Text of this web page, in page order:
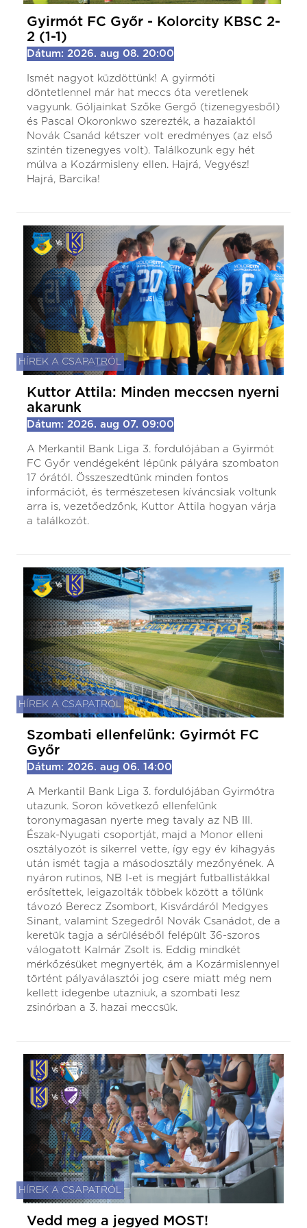
Gyirmót FC Győr - Kolorcity KBSC 2-
2 (1-1)
Dátum: 2026. aug 08. 20:00
Ismét nagyot küzdöttünk! A gyirmóti
döntetlennel már hat meccs óta veretlenek
vagyunk. Góljainkat Szőke Gergő (tizenegyesből)
és Pascal Okoronkwo szerezték, a hazaiaktól
Novák Csanád kétszer volt eredményes (az első
szintén tizenegyes volt). Találkozunk egy hét
múlva a Kozármisleny ellen. Hajrá, Vegyész!
Hajrá, Barcika!
HÍREK A CSAPATRÓL
Kuttor Attila: Minden meccsen nyerni
akarunk
Dátum: 2026. aug 07. 09:00
A Merkantil Bank Liga 3. fordulójában a Gyirmót
FC Győr vendégeként lépünk pályára szombaton
17 órától. Összeszedtünk minden fontos
információt, és természetesen kíváncsiak voltunk
arra is, vezetőedzőnk, Kuttor Attila hogyan várja
a találkozót.
HÍREK A CSAPATRÓL
Szombati ellenfelünk: Gyirmót FC
Győr
Dátum: 2026. aug 06. 14:00
A Merkantil Bank Liga 3. fordulójában Gyirmótra
utazunk. Soron következő ellenfelünk
toronymagasan nyerte meg tavaly az NB III.
Észak-Nyugati csoportját, majd a Monor elleni
osztályozót is sikerrel vette, így egy év kihagyás
után ismét tagja a másodosztály mezőnyének. A
nyáron rutinos, NB I-et is megjárt futballistákkal
erősítettek, leigazolták többek között a tőlünk
távozó Berecz Zsombort, Kisvárdáról Medgyes
Sinant, valamint Szegedről Novák Csanádot, de a
keretük tagja a sérüléséből felépült 36-szoros
válogatott Kalmár Zsolt is. Eddig mindkét
mérkőzésüket megnyerték, ám a Kozármislennyel
történt pályaválasztói jog csere miatt még nem
kellett idegenbe utazniuk, a szombati lesz
zsinórban a 3. hazai meccsük.
HÍREK A CSAPATRÓL
Vedd meg a jegyed MOST!